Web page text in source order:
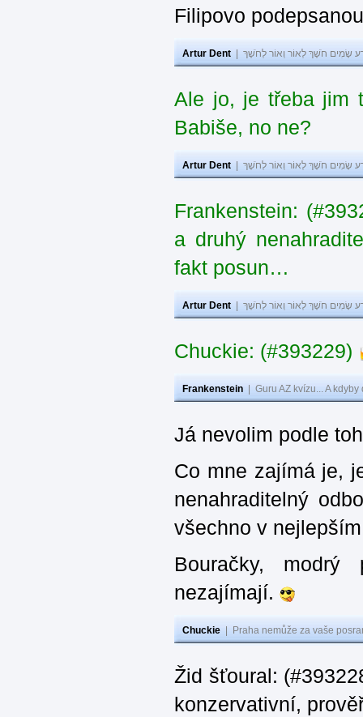
Filipovo
Artur Dent שָׂמִים חֹשֶׁךְ לְאוֹר וְאוֹר לְחֹשֶׁךְ
Ale jo, je třeba jim
Babiše, no ne?
Artur Dent שָׂמִים חֹשֶׁךְ לְאוֹר וְאוֹר לְחֹשֶׁךְ
Frankenstein:
a druhý
fakt posun…
Artur Dent שָׂמִים חֹשֶׁךְ לְאוֹר וְאוֹר לְחֹשֶׁךְ
Chuckie: (#393229)
Frankenstein Guru AZ kvízu... A
Já nevolim podle
Co mne zajímá je,
nenahraditelný
všechno v
Bouračky,
nezajímají.
Chuckie Praha nemůže za vaše
Žid šťoural:
konzervativní,